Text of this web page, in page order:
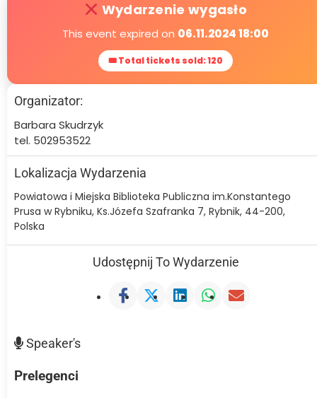
Wydarzenie wygasło
This event expired on 06.11.2024 18:00
🎟 Total tickets sold: 120
Organizator:
Barbara Skudrzyk
tel. 502953522
Lokalizacja Wydarzenia
Powiatowa i Miejska Biblioteka Publiczna im.Konstantego
Prusa w Rybniku, Ks.Józefa Szafranka 7, Rybnik, 44-200,
Polska
Udostępnij To Wydarzenie
Speaker's
Prelegenci